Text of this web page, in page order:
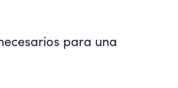
para una